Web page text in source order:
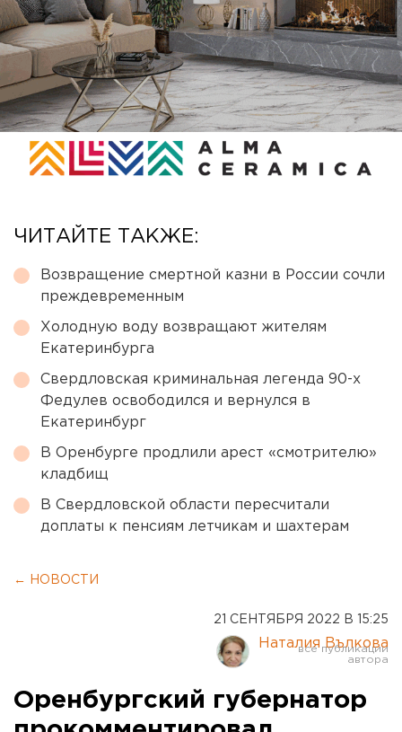
ЧИТАЙТЕ ТАКЖЕ:
Возвращение смертной казни в России сочли
преждевременным
Холодную воду возвращают жителям
Екатеринбурга
Свердловская криминальная легенда 90-х
Федулев освободился и вернулся в
Екатеринбург
В Оренбурге продлили арест «смотрителю»
кладбищ
В Свердловской области пересчитали
доплаты к пенсиям летчикам и шахтерам
← НОВОСТИ
21 СЕНТЯБРЯ 2022 В 15:25
Наталия Вълкова
Оренбургский губернатор